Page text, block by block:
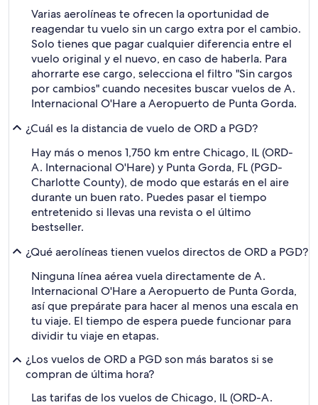
Varias aerolíneas te ofrecen la oportunidad de
reagendar tu vuelo sin un cargo extra por el cambio.
Solo tienes que pagar cualquier diferencia entre el
vuelo original y el nuevo, en caso de haberla. Para
ahorrarte ese cargo, selecciona el filtro "Sin cargos
por cambios" cuando necesites buscar vuelos de A.
Internacional O'Hare a Aeropuerto de Punta Gorda.
¿Cuál es la distancia de vuelo de ORD a PGD?
Hay más o menos 1,750 km entre Chicago, IL (ORD-
A. Internacional O'Hare) y Punta Gorda, FL (PGD-
Charlotte County), de modo que estarás en el aire
durante un buen rato. Puedes pasar el tiempo
entretenido si llevas una revista o el último
bestseller.
¿Qué aerolíneas tienen vuelos directos de ORD a PGD?
Ninguna línea aérea vuela directamente de A.
Internacional O'Hare a Aeropuerto de Punta Gorda,
así que prepárate para hacer al menos una escala en
tu viaje. El tiempo de espera puede funcionar para
dividir tu viaje en etapas.
¿Los vuelos de ORD a PGD son más baratos si se
compran de última hora?
Las tarifas de los vuelos de Chicago, IL (ORD-A.